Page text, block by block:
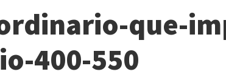
que-
400-550